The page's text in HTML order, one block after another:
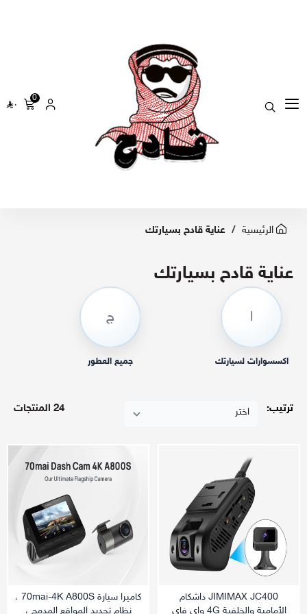
0
٠
الرئيسية عناية قادح بسيارتك
عناية قادح بسيارتك
ا
اكسسوارات لسيارتك
ج
جميع العطور
ترتيب: 24 المنتجات
JIMIMAX JC400 داشكام
الأمامية والخلفية 4G واي فاي
كاميرا سيارة 70mai-4K A800S ،
نظام تحديد المواقع المدمج ،